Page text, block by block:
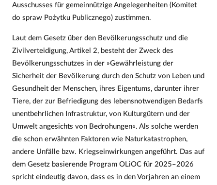
Ausschusses für gemeinnützige Angelegenheiten (Komitet
do spraw Pożytku Publicznego) zustimmen.
Laut dem Gesetz über den Bevölkerungsschutz und die
Zivilverteidigung, Artikel 2, besteht der Zweck des
Bevölkerungsschutzes in der »Gewährleistung der
Sicherheit der Bevölkerung durch den Schutz von Leben und
Gesundheit der Menschen, ihres Eigentums, darunter ihrer
Tiere, der zur Befriedigung des lebensnotwendigen Bedarfs
unentbehrlichen Infrastruktur, von Kulturgütern und der
Umwelt angesichts von Bedrohungen«. Als solche werden
die schon erwähnten Faktoren wie Naturkatastrophen,
andere Unfälle bzw. Kriegseinwirkungen angeführt. Das auf
dem Gesetz basierende Program OLiOC für 2025–2026
spricht eindeutig davon, dass es in den Vorjahren an einem